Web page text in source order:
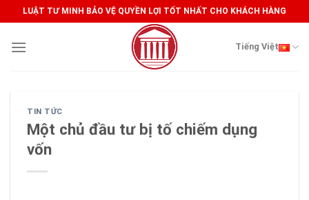
to
content
LUẬT TƯ MINH BẢO VỆ QUYỀN LỢI TỐT NHẤT CHO KHÁCH HÀNG
Tiếng Việt
TIN TỨC
Một chủ đầu tư bị tố chiếm dụng
vốn